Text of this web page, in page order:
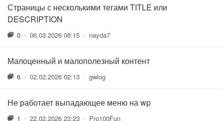
Страницы с несколькими тегами TITLE или
DESCRIPTION
0 • 06.03.2026 06:15 • nayda7
Малоценный и малополезный контент
6 • 02.02.2026 02:13 • gwlog
Не работает выпадающее меню на wp
1 • 22.02.2026 23:23 • Pro100Fun